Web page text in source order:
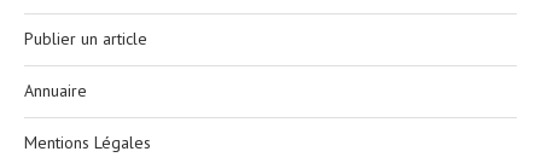
Publier un article
Annuaire
Mentions Légales